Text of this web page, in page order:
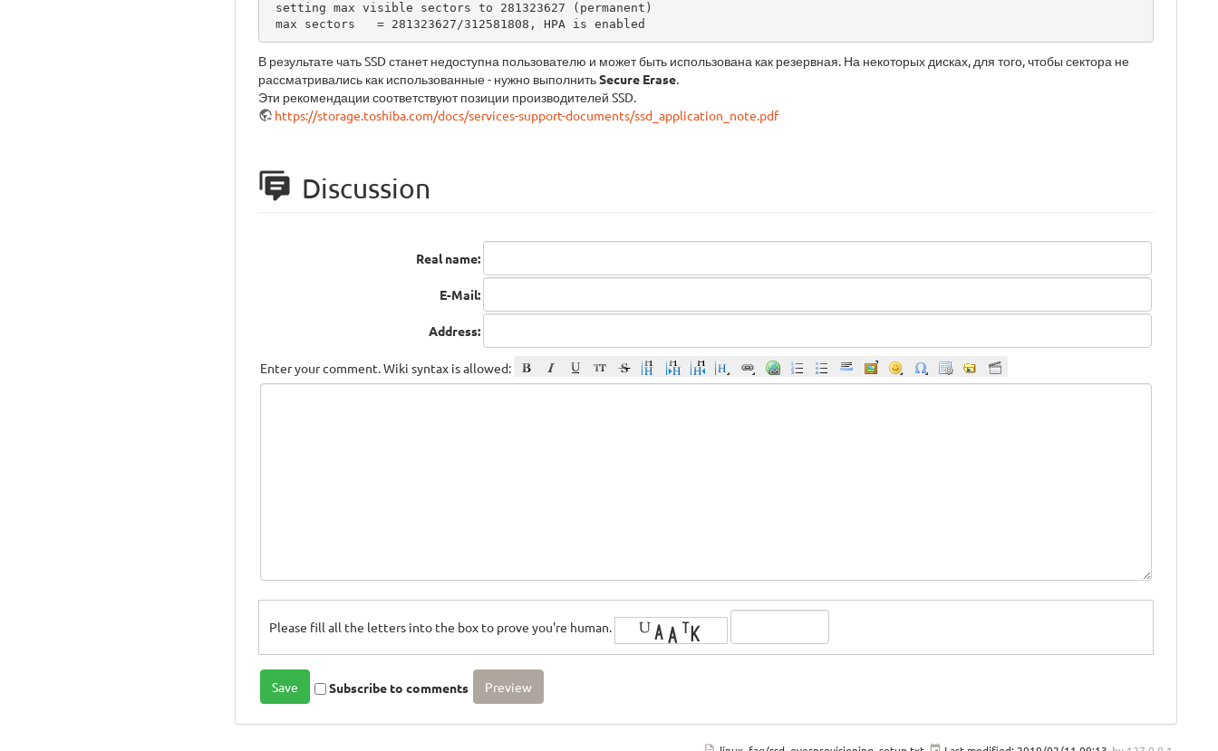
max sectors   = 281323627/312581808, HPA is enabled
В результате чать SSD станет недоступна пользователю и может быть использована как резервная. На некоторых дисках, для того, чтобы сектора не
рассматривались как использованные - нужно выполнитьSecure Erase.
Эти рекомендации соответствуют позиции производителей SSD.
https://storage.toshiba.com/docs/services-support-documents/ssd_application_note.pdf
Discussion
Real name:
E-Mail:
Address:
Enter your comment. Wiki syntax is allowed:
Please fill all the letters into the box to prove you're human.
Subscribe to comments